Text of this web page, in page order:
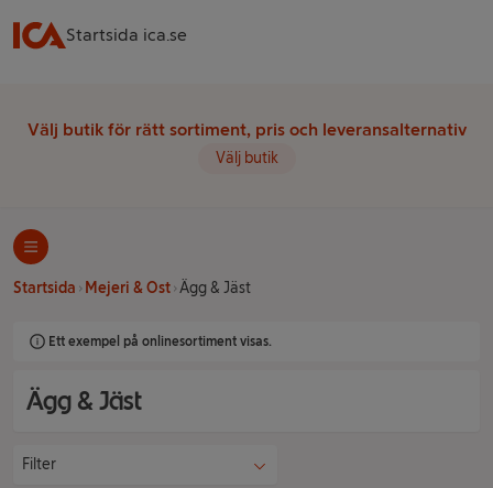
Startsida ica.se
Välj butik för rätt sortiment, pris och leveransalternativ
Välj butik
Startsida Mejeri & Ost Ägg & Jäst
Ett exempel på onlinesortiment visas.
Ägg & Jäst
Filter